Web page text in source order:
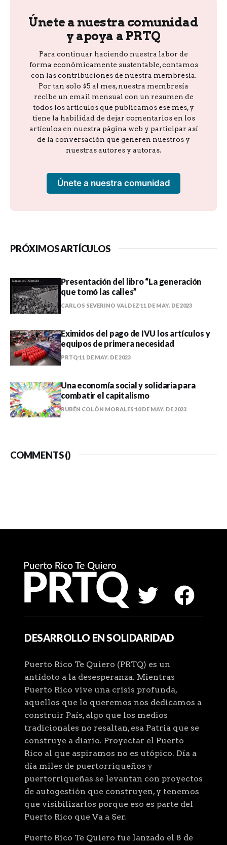
Únete a nuestra comunidad
y apoya a PRTQ
Para continuar haciendo nuestra labor de
forma económicamente sustentable, contamos
con las contribuciones de nuestra membresía.
Por tan solo $5 al mes, nuestra membresía
recibe un email mensual con un resumen de
todos los artículos que publicamos ese mes, y
tiene la habilidad de dejar comentarios en los
artículos en nuestra página web y participar así
de la conversación que generen nuestros y
nuestras autores y autoras.
Únete a nuestra comunidad
PRÓXIMOS ARTÍCULOS
Presentación del libro “La generación
que tomó las calles”
CARLOS SEVERINO VALDEZ 11 DE MAY. DE 2023
Eximidos del pago de IVU los artículos y
equipos de primera necesidad
PRTQ 11 DE MAY. DE 2023
Una economía social y solidaria para
combatir el capitalismo
RUBÉN COLÓN MORALES 10 DE MAY. DE 2023
COMMENTS ()
DESARROLLO EN SOLIDARIDAD
Puerto Rico Te Quiero (PRTQ) es un
antídoto a la desesperanza. Mientras
Puerto Rico vive una crisis profunda,
aquellos que lo queremos nos dedicamos a
construir País, algo que los medios
tradicionales no resaltan, esa Patria que se
construye a diario. Proyectar el Puerto
Rico al que aspiramos no es utópico. Día a
día miles de puertorriqueños y
puertorriqueñas se levantan con proyectos
de autogestión que construyen, y tenemos
que visibilizarlos porque eso es parte del
Puerto Rico que Va a Ser.
Puerto Rico Te Quiero fue lanzado el 8 de